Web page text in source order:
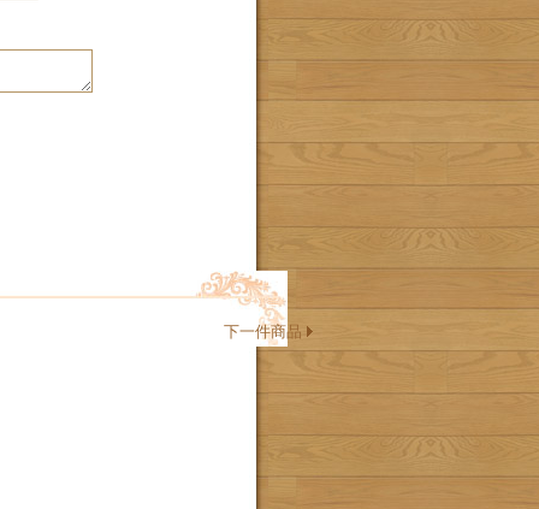
下一件商品